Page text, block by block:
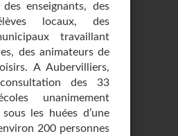
enseignants, des
locaux, des
travaillant
des animateurs de
A Aubervilliers,
des 33
unanimement
les huées d’une
200 personnes